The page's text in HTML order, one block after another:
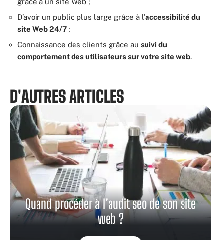
D’avoir un public plus large grâce à l’accessibilité du
site Web 24/7 ;
Connaissance des clients grâce au suivi du
comportement des utilisateurs sur votre site web.
D'AUTRES ARTICLES
Quand procéder à l’audit seo de son site
web ?